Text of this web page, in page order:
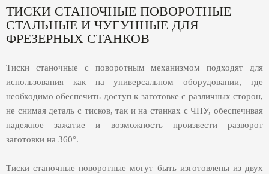
ТИСКИ СТАНОЧНЫЕ ПОВОРОТНЫЕ
СТАЛЬНЫЕ И ЧУГУННЫЕ ДЛЯ
ФРЕЗЕРНЫХ СТАНКОВ
Тиски станочные с поворотным механизмом подходят для
использования как на универсальном оборудовании, где
необходимо обеспечить доступ к заготовке с различных сторон,
не снимая деталь с тисков, так и на станках с ЧПУ, обеспечивая
надежное зажатие и возможность произвести разворот
заготовки на 360°.
Тиски станочные поворотные могут быть изготовлены из двух